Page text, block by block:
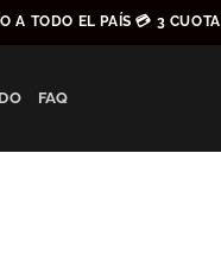
A TODO EL PAÍS 💳 3
FAQ